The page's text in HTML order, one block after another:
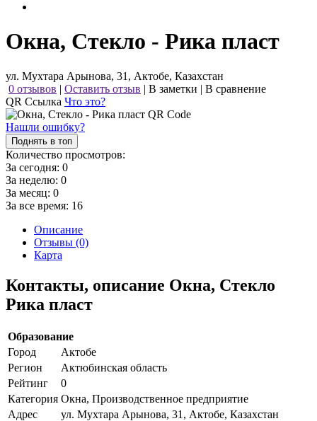
Окна, Стекло - Рика пласт
ул. Мухтара Арынова, 31, Актобе, Казахстан
0 отзывов | Оставить отзыв | В заметки | В сравнение
QR Ссылка Что это?
Нашли ошибку?
Поднять в топ
Количество просмотров:
За сегодня: 0
За неделю: 0
За месяц: 0
За все время: 16
Описание
Отзывы (0)
Карта
Контакты, описание Окна, Стекло
Рика пласт
Образование
Город
Актобе
Регион
Актюбинская область
Рейтинг
0
Категория Окна, Производственное предприятие
Адрес
ул. Мухтара Арынова, 31, Актобе, Казахстан